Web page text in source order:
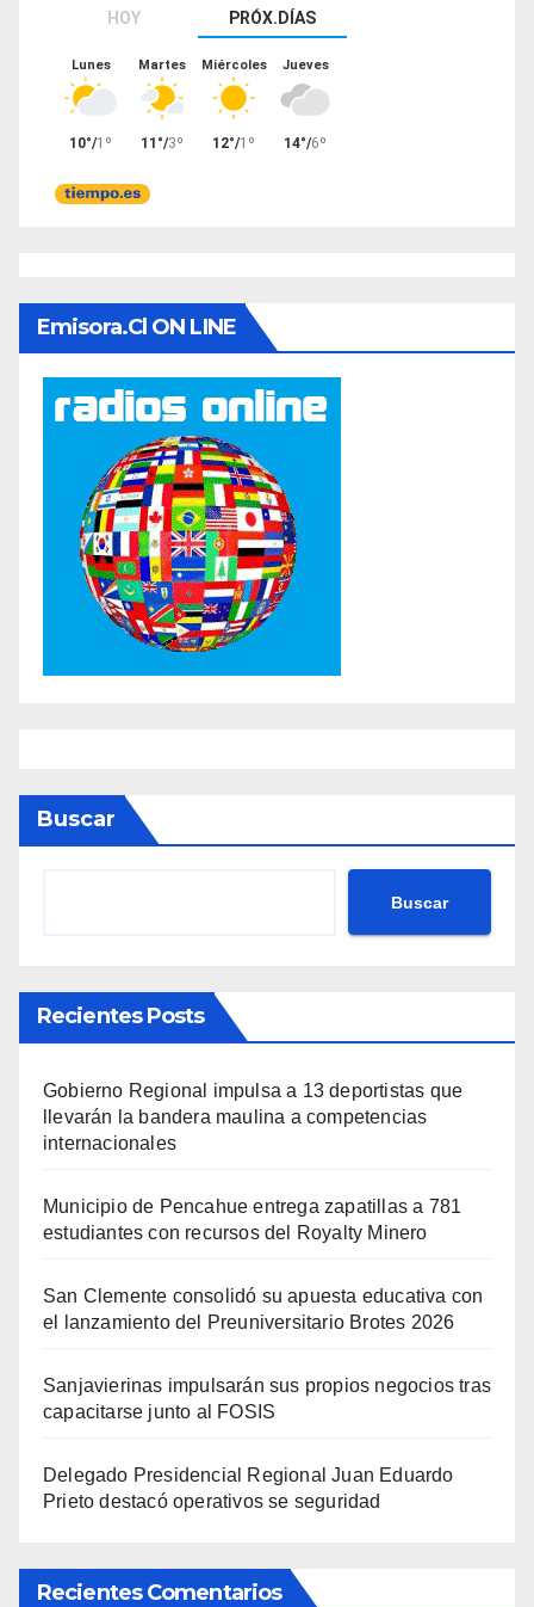
Emisora.cl ON LINE
Buscar
Buscar
Recientes Posts
Gobierno Regional impulsa a 13 deportistas que
llevarán la bandera maulina a competencias
internacionales
Municipio de Pencahue entrega zapatillas a 781
estudiantes con recursos del Royalty Minero
San Clemente consolidó su apuesta educativa con
el lanzamiento del Preuniversitario Brotes 2026
Sanjavierinas impulsarán sus propios negocios tras
capacitarse junto al FOSIS
Delegado Presidencial Regional Juan Eduardo
Prieto destacó operativos se seguridad
Recientes Comentarios